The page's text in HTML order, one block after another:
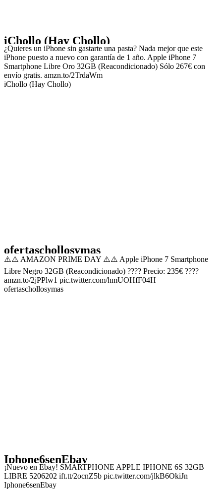
iChollo (Hay Chollo)
¿Quieres un iPhone sin gastarte una pasta? Nada mejor que este
iPhone puesto a nuevo con garantía de 1 año. Apple iPhone 7
Smartphone Libre Oro 32GB (Reacondicionado) Sólo 267€ con
envío gratis. amzn.to/2TrdaWm
iChollo (Hay Chollo)
ofertaschollosymas
⚠️⚠️ AMAZON PRIME DAY ⚠️⚠️ Apple iPhone 7 Smartphone
Libre Negro 32GB (Reacondicionado) ???? Precio: 235€ ????
amzn.to/2jPPlw1 pic.twitter.com/hmUOHfF04H
ofertaschollosymas
Iphone6senEbay
¡Nuevo en Ebay! SMARTPHONE APPLE IPHONE 6S 32GB
LIBRE 5206202 ift.tt/2ocnZ5b pic.twitter.com/jlkB6OkiJn
Iphone6senEbay